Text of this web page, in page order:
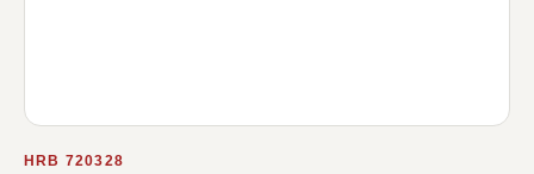
HRB 720328